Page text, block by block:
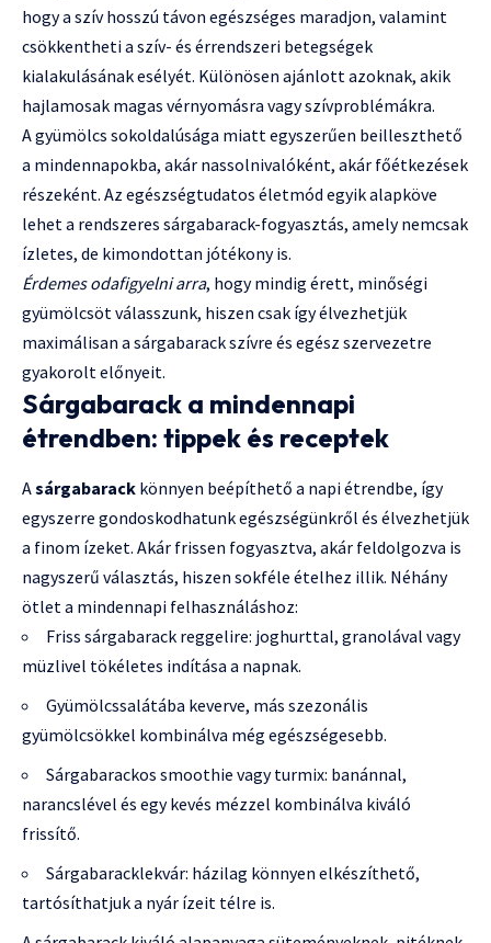
hogy a szív hosszú távon egészséges maradjon, valamint
csökkentheti a szív- és érrendszeri betegségek
kialakulásának esélyét. Különösen ajánlott azoknak, akik
hajlamosak magas vérnyomásra vagy szívproblémákra.
A gyümölcs sokoldalúsága miatt egyszerűen beilleszthető
a mindennapokba, akár nassolnivalóként, akár főétkezések
részeként. Az egészségtudatos életmód egyik alapköve
lehet a rendszeres sárgabarack-fogyasztás, amely nemcsak
ízletes, de kimondottan jótékony is.
Érdemes odafigyelni arra, hogy mindig érett, minőségi
gyümölcsöt válasszunk, hiszen csak így élvezhetjük
maximálisan a sárgabarack szívre és egész szervezetre
gyakorolt előnyeit.
Sárgabarack a mindennapi
étrendben: tippek és receptek
Asárgabarack könnyen beépíthető a napi étrendbe, így
egyszerre gondoskodhatunk egészségünkről és élvezhetjük
a finom ízeket. Akár frissen fogyasztva, akár feldolgozva is
nagyszerű választás, hiszen sokféle ételhez illik. Néhány
ötlet a mindennapi felhasználáshoz:
Friss sárgabarack reggelire: joghurttal, granolával vagy
müzlivel tökéletes indítása a napnak.
Gyümölcssalátába keverve, más szezonális
gyümölcsökkel kombinálva még egészségesebb.
Sárgabarackos smoothie vagy turmix: banánnal,
narancslével és egy kevés mézzel kombinálva kiváló
frissítő.
Sárgabaracklekvár: házilag könnyen elkészíthető,
tartósíthatjuk a nyár ízeit télre is.